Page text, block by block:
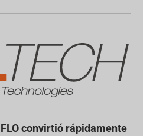
convirtió rápidamente